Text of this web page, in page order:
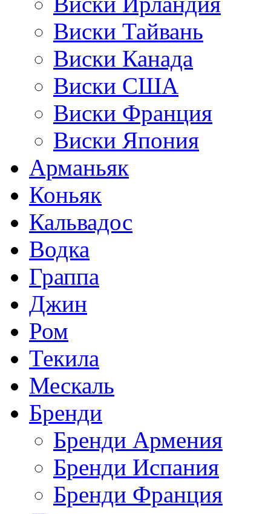
Виски Тайвань
Виски Канада
Виски США
Виски Франция
Виски Япония
Арманьяк
Коньяк
Кальвадос
Водка
Граппа
Джин
Ром
Текила
Мескаль
Бренди
Бренди Армения
Бренди Испания
Бренди Франция